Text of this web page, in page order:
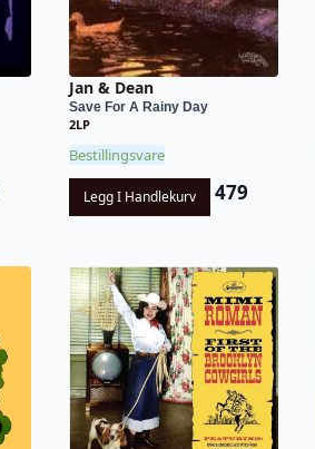
Jan & Dean
Save For A Rainy Day
2LP
Bestillingsvare
Legg I Handlekurv 479